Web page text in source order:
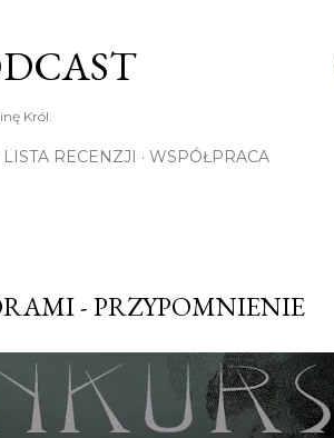
Król.
LISTA RECENZJI WSPÓŁPRACA
- PRZYPOMNIENIE